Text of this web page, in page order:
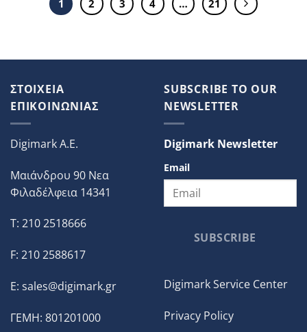
1 2 3 4 … 21
ΣΤΟΙΧΕΙΑ
ΕΠΙΚΟΙΝΩΝΙΑΣ
Digimark A.E.
Μαιάνδρου 90 Νεα
Φιλαδέλφεια 14341
T: 210 2518666
F: 210 2588617
E: sales@digimark.gr
ΓΕΜΗ: 801201000
SUBSCRIBE TO OUR
NEWSLETTER
Digimark Newsletter
Email
SUBSCRIBE
Digimark Service Center
Privacy Policy